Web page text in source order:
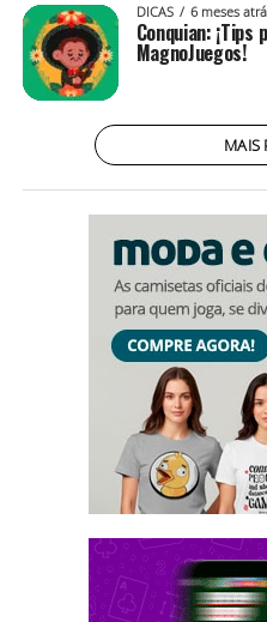
DICAS 6 meses
Conquian: ¡Tips
MagnoJuegos!
MAIS